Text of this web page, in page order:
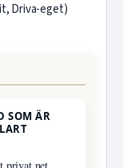
Driva-eget)
SOM ÄR